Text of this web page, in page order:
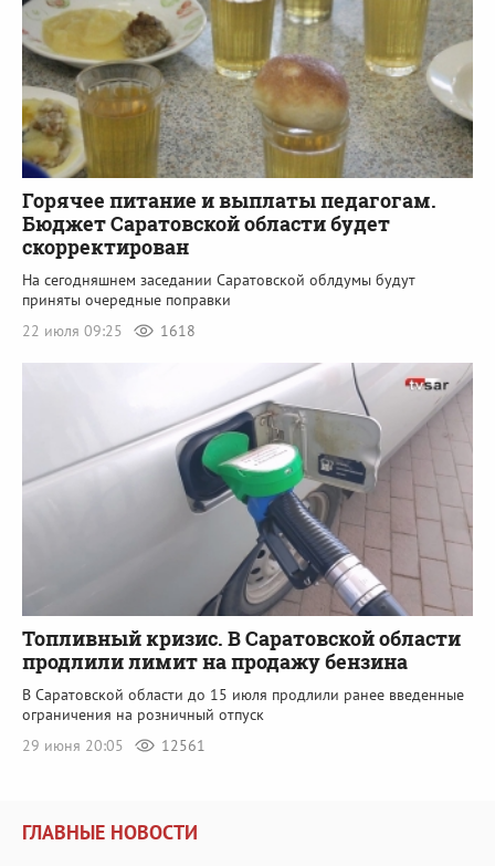
Горячее питание и выплаты педагогам.
Бюджет Саратовской области будет
скорректирован
На сегодняшнем заседании Саратовской облдумы будут
приняты очередные поправки
22 июля 09:25
1618
Топливный кризис. В Саратовской области
продлили лимит на продажу бензина
В Саратовской области до 15 июля продлили ранее введенные
ограничения на розничный отпуск
29 июня 20:05
12561
ГЛАВНЫЕ НОВОСТИ